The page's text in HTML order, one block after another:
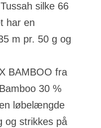
silke 66
har en
m pr. 50 g og
BAMBOO fra
30 %
løbelængde
og strikkes på